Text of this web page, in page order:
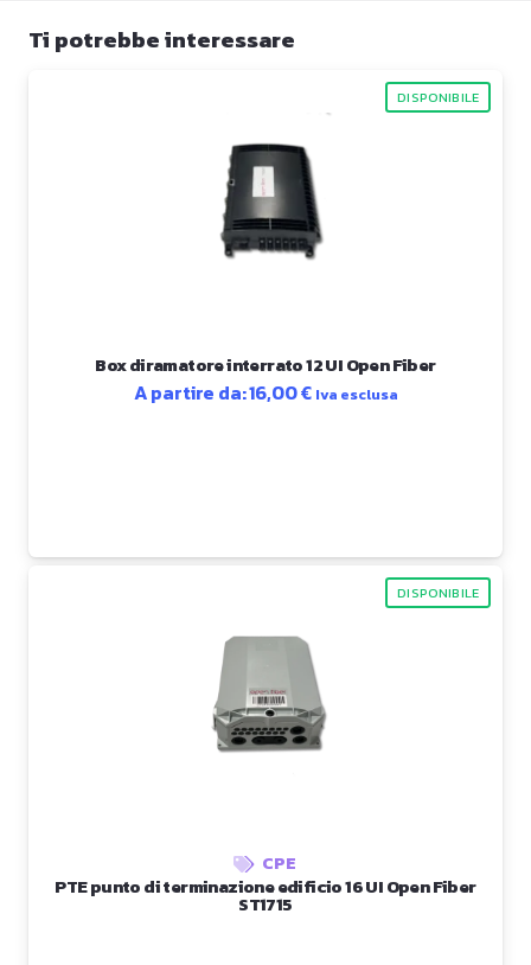
Ti potrebbe interessare
DISPONIBILE
Box diramatore interrato 12 UI Open Fiber
A partire da:16,00€ Iva esclusa
DISPONIBILE
CPE
PTE punto di terminazione edificio 16 UI Open Fiber
ST1715